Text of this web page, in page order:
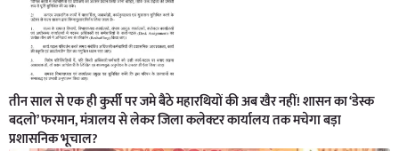
तीन साल से एक ही कुर्सी पर जमे बैठे महारथियों की अब खैर नहीं! शासन का ‘डेस्क
बदलो’ फरमान, मंत्रालय से लेकर जिला कलेक्टर कार्यालय तक मचेगा बड़ा
प्रशासनिक भूचाल?